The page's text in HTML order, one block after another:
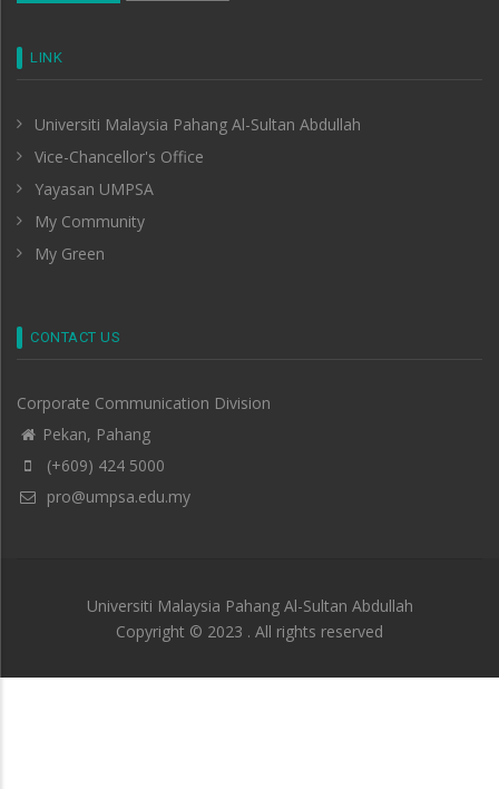
LINK
Universiti Malaysia Pahang Al-Sultan Abdullah
Vice-Chancellor's Office
Yayasan UMPSA
My Community
My Green
CONTACT US
Corporate Communication Division
Pekan, Pahang
(+609) 424 5000
pro@umpsa.edu.my
Universiti Malaysia Pahang Al-Sultan Abdullah
Copyright © 2023 . All rights reserved